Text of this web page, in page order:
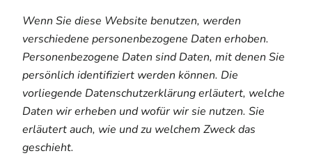
Wenn Sie diese Website benutzen, werden
verschiedene personenbezogene Daten erhoben.
Personenbezogene Daten sind Daten, mit denen Sie
persönlich identifiziert werden können. Die
vorliegende Datenschutzerklärung erläutert, welche
Daten wir erheben und wofür wir sie nutzen. Sie
erläutert auch, wie und zu welchem Zweck das
geschieht.